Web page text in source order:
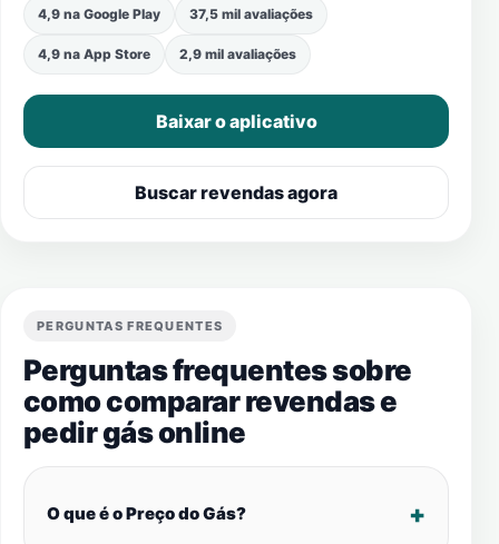
4,9 na Google Play 37,5 mil avaliações
4,9 na App Store 2,9 mil avaliações
Baixar o aplicativo
Buscar revendas agora
PERGUNTAS FREQUENTES
Perguntas frequentes sobre
como comparar revendas e
pedir gás online
O que é o Preço do Gás?